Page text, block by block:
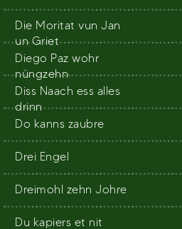
Die Moritat vun Jan
un Griet
Diego Paz wohr
nüngzehn
Diss Naach ess alles
drinn
Do kanns zaubre
Drei Engel
Dreimohl zehn Johre
Du kapiers et nit